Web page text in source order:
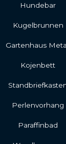
Hundebar
Kugelbrunnen
Gartenhaus
Kojenbett
Perlenvorhang
Paraffinbad